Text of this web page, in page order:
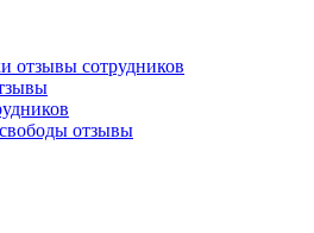
отзывы сотрудников
отзывы